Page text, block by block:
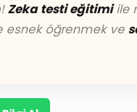
Zeka testi eğitimiile
esnek öğrenmek ve